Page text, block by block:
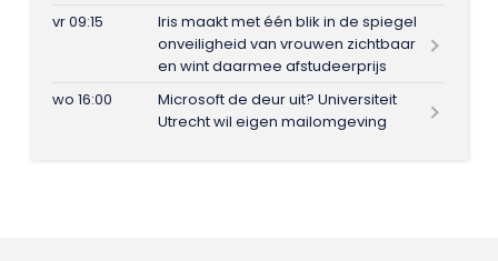
vr 09:15
Iris maakt met één blik in de spiegel
onveiligheid van vrouwen zichtbaar
en wint daarmee afstudeerprijs
wo 16:00
Microsoft de deur uit? Universiteit
Utrecht wil eigen mailomgeving